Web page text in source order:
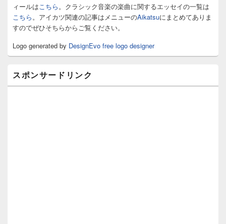
ト
ア
ィールはこちら。クラシック音楽の楽曲に関するエッセイの一覧は
こちら。アイカツ関連の記事はメニューのAikatsuにまとめてありま
すのでぜひそちらからご覧ください。
Logo generated by DesignEvo free logo designer
スポンサードリンク